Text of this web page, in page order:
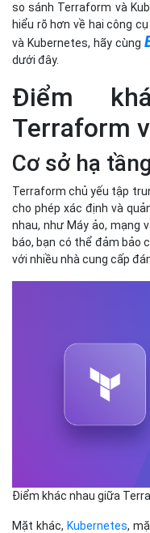
so sánh Terraform và
hiểu rõ hơn về hai công
và Kubernetes, hãy cùng
dưới đây.
Điểm
Terraform
Cơ sở hạ tầng
Terraform chủ yếu tập
cho phép xác định và
nhau, như Máy ảo, mạng
báo, bạn có thể đảm bảo
với nhiều nhà cung cấp
Điểm khác nhau giữa
Mặt khác, Kubernetes,